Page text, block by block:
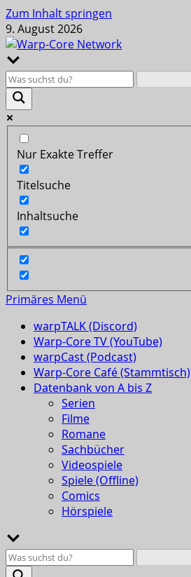
Zum Inhalt springen
9. August 2026
Nur Exakte Treffer
Titelsuche
Inhaltsuche
Primäres Menü
warpTALK (Discord)
Warp-Core TV (YouTube)
warpCast (Podcast)
Warp-Core Café (Stammtisch)
Datenbank von A bis Z
Serien
Filme
Romane
Sachbücher
Videospiele
Spiele (Offline)
Comics
Hörspiele